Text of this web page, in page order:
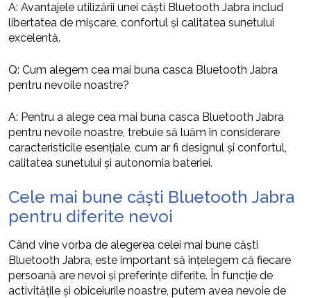
A: Avantajele utilizării unei căști Bluetooth Jabra includ
libertatea de mișcare, confortul și calitatea sunetului
excelentă.
Q: Cum alegem cea mai buna casca Bluetooth Jabra
pentru nevoile noastre?
A: Pentru a alege cea mai buna casca Bluetooth Jabra
pentru nevoile noastre, trebuie să luăm în considerare
caracteristicile esențiale, cum ar fi designul și confortul,
calitatea sunetului și autonomia bateriei.
Cele mai bune căști Bluetooth Jabra
pentru diferite nevoi
Când vine vorba de alegerea celei mai bune căști
Bluetooth Jabra, este important să înțelegem că fiecare
persoană are nevoi și preferințe diferite. În funcție de
activitățile și obiceiurile noastre, putem avea nevoie de